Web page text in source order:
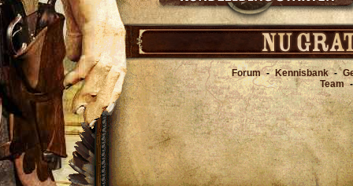
Forum - Kennisbank -
Team